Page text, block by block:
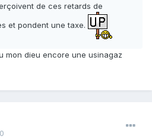
de ces retards de
et pondent une taxe.
mon dieu encore une usinagaz